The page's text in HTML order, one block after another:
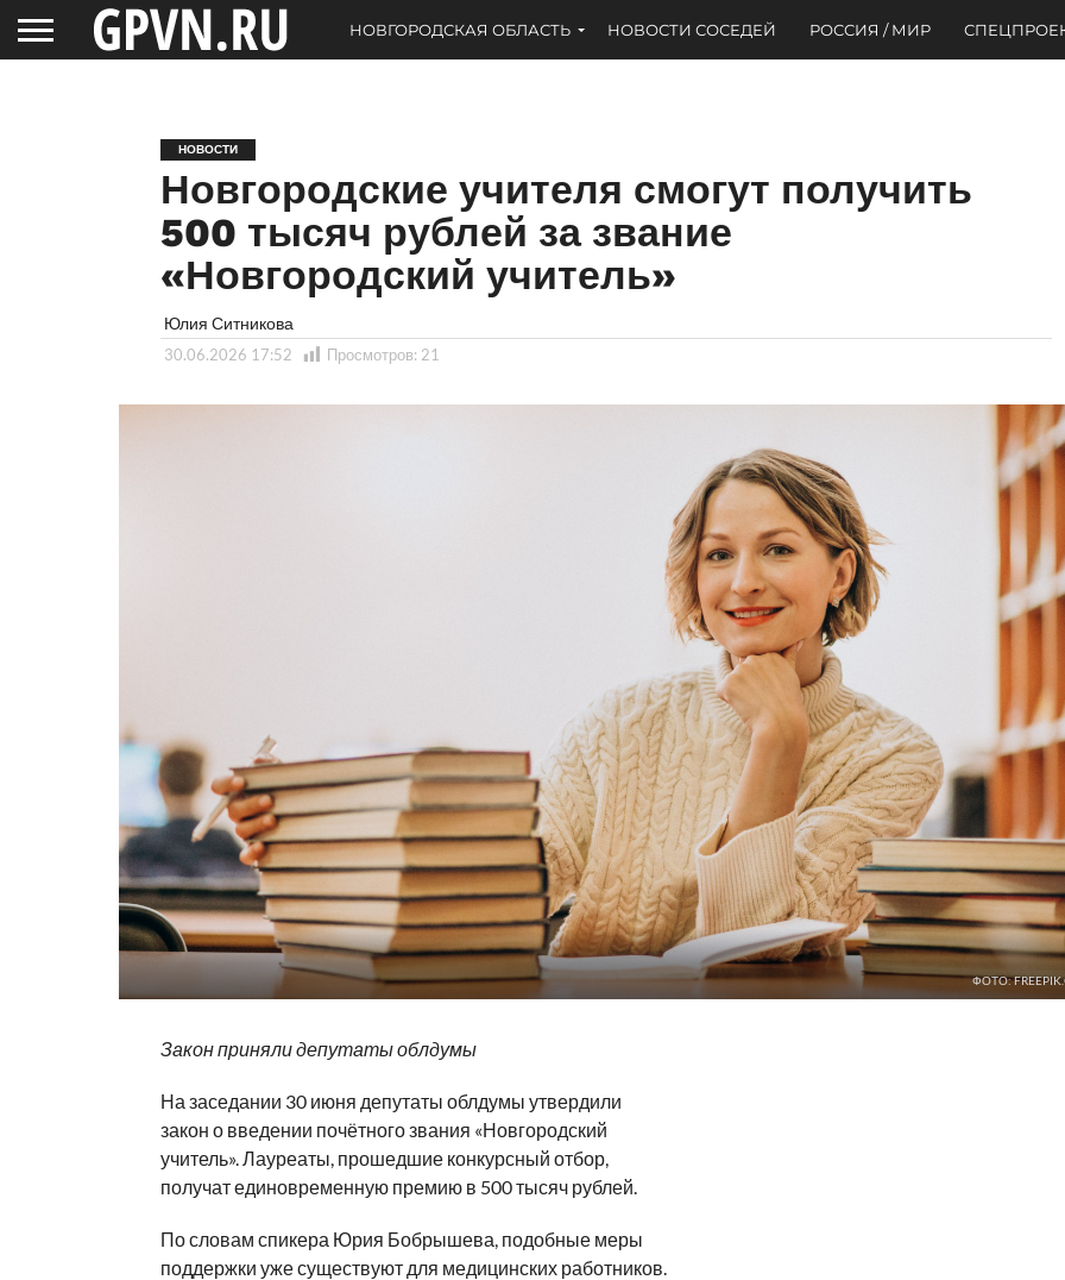
НОВГОРОДСКАЯ ОБЛАСТЬ НОВОСТИ СОСЕДЕЙ РОССИЯ / МИР
НОВОСТИ
Новгородские учителя смогут получить
500 тысяч рублей за звание
«Новгородский учитель»
Юлия Ситникова
30.06.2026 17:52 Просмотров: 21
ФОТО:
Закон приняли депутаты облдумы
На заседании 30 июня депутаты облдумы утвердили
закон о введении почётного звания «Новгородский
учитель». Лауреаты, прошедшие конкурсный отбор,
получат единовременную премию в 500 тысяч рублей.
По словам спикера Юрия Бобрышева, подобные меры
поддержки уже существуют для медицинских работников.